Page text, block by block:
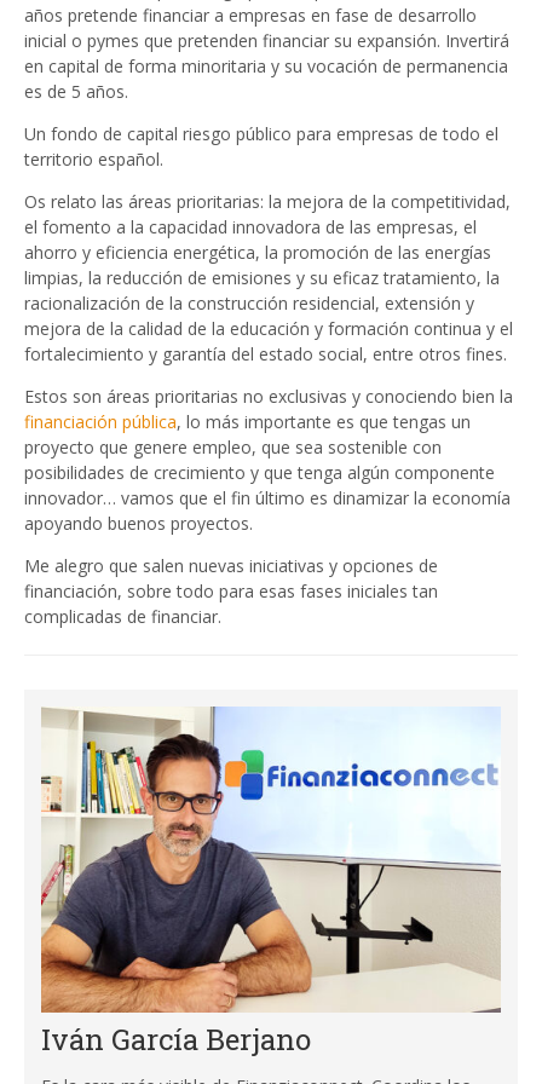
años pretende financiar a empresas en fase de desarrollo
inicial o pymes que pretenden financiar su expansión. Invertirá
en capital de forma minoritaria y su vocación de permanencia
es de 5 años.
Un fondo de capital riesgo público para empresas de todo el
territorio español.
Os relato las áreas prioritarias: la mejora de la competitividad,
el fomento a la capacidad innovadora de las empresas, el
ahorro y eficiencia energética, la promoción de las energías
limpias, la reducción de emisiones y su eficaz tratamiento, la
racionalización de la construcción residencial, extensión y
mejora de la calidad de la educación y formación continua y el
fortalecimiento y garantía del estado social, entre otros fines.
Estos son áreas prioritarias no exclusivas y conociendo bien la
financiación pública, lo más importante es que tengas un
proyecto que genere empleo, que sea sostenible con
posibilidades de crecimiento y que tenga algún componente
innovador… vamos que el fin último es dinamizar la economía
apoyando buenos proyectos.
Me alegro que salen nuevas iniciativas y opciones de
financiación, sobre todo para esas fases iniciales tan
complicadas de financiar.
Iván García Berjano